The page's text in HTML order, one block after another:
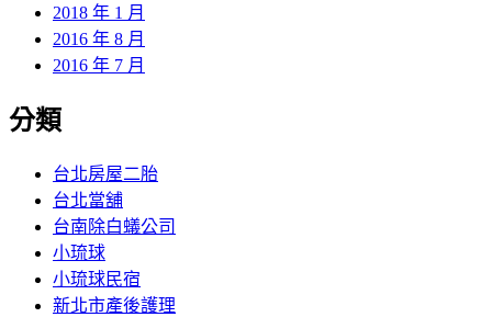
2018 年 1 月
2016 年 8 月
2016 年 7 月
分類
台北房屋二胎
台北當舖
台南除白蟻公司
小琉球
小琉球民宿
新北市產後護理